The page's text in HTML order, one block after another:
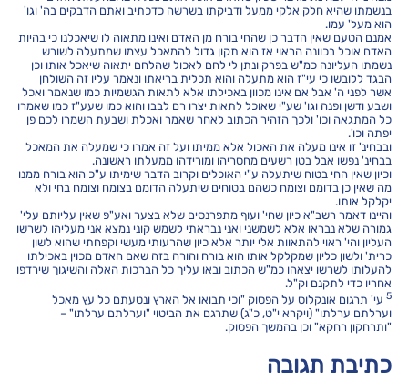
בנשמתו שהיא חלק אלקי ממעל ודביקתו בשרשה כדכתיב ואתם הדבקים בה' וגו'
הוא מעל' עמו.
אמנם הטעם שאין הדבר כן שהחי בורח מן האדם ואינו מתאוה לו שיאכלנו כי בהיות
האדם אוכל בכוונה הראוי אז הוא תקון גדול להמאכל עצמו שמתעלה לשורש
נשמתו העליונה כמ"ש בפרק ונתן לי לחם לאכול שהלחם יתאוה שיאכל אותו וכן
הבגד ללובשו כי עי"ז הוא מתעלה והוא תכלית בריאתו ונאמר עליו זה השולחן
אשר לפני ה' אבל אם אינו מכוון באכילתו אלא לתאות הגשמיות כמו שנאמר ואכל
ושבע ודשן ופנה וגו' שע"י שאוכל לתאות יצרו רם לבבו והוא כמו שעע"ז כמו שאמרו
כל המתגאה וכו' ולכך הזהיר הכתוב לאחר שאמר ואכלת ושבעת השמרו לכם פן
יפתה וכו'.
ובבחינ' זו אינו מעלה את האכול אלא ממיתו ועל זה אמרו כי שמעלה את המאכל
בבחינ' נפשו אבל בטן רשעים מחסריהו ומורידהו ממעלתו ראשונה.
וכיון שאין החי בטוח שיתעלה ע"י האוכלים וקרוב הדבר שימיתו ע"כ הוא בורח ממנו
מה שאין כן בדומם וצומח כשהם בטוחים שיתעלה הדומם בצומח וצומח בחי ולא
יקלקל אותו.
והיינו דאמר רשב"א כיון שחי' ועוף מתפרנסים שלא בצער ואע"פ שאין עליותם עלי'
גמורה שלא נבראו אלא לשמשני ואני נבראתי לשמש קוני נמצא אני מעליהו לשרשו
העליון והי' ראוי להתאוות אלי יותר אלא כיון שהרעותי מעשי וקפחתי שהוא לשון
כרית' ולשון כליון שמקלקל אותו הוא בורח והורה בזה שאם האדם מכוין באכילתו
להעלותו לשרשו יצאהו כמ"ש הכתוב ובאו עליך כל הברכות האלה והשיגוך שירדפו
אחריו כדי לתקנם וק"ל.
5עי' תרגום אונקלוס על הפסוק "וכי תבואו אל הארץ ונטעתם כל עץ מאכל
וערלתם ערלתו" (ויקרא י"ט, כ"ג) שתרגם את הביטוי "וערלתם ערלתו" –
"ותרחקון רחקא" וכן בהמשך הפסוק.
כתיבת תגובה